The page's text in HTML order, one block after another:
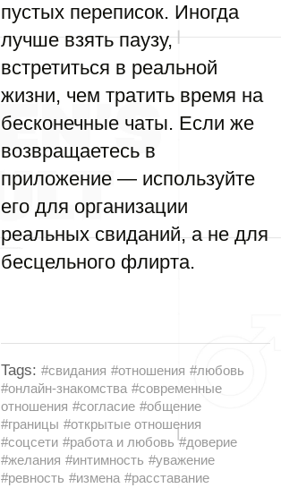
пустых переписок. Иногда
лучше взять паузу,
встретиться в реальной
жизни, чем тратить время на
бесконечные чаты. Если же
возвращаетесь в
приложение — используйте
его для организации
реальных свиданий, а не для
бесцельного флирта.
Tags: #свидания #отношения #любовь
#онлайн-знакомства #современные
отношения #согласие #общение
#границы #открытые отношения
#соцсети #работа и любовь #доверие
#желания #интимность #уважение
#ревность #измена #расставание